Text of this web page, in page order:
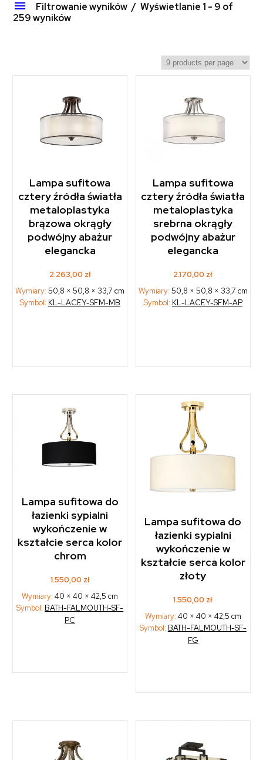
Filtrowanie wyników
Wyświetlanie 1 - 9 of
259 wyników
Lampa sufitowa
cztery źródła światła
metaloplastyka
brązowa okrągły
podwójny abażur
elegancka
2.263,00 zł
Wymiary:50,8 × 50,8 × 33,7 cm
Symbol: KL-LACEY-SFM-MB
Lampa sufitowa
cztery źródła światła
metaloplastyka
srebrna okrągły
podwójny abażur
elegancka
2.170,00 zł
Wymiary: 50,8 × 50,8 × 33,7 cm
Symbol: KL-LACEY-SFM-AP
Lampa sufitowa do
łazienki sypialni
wykończenie w
kształcie serca kolor
chrom
1.550,00 zł
Wymiary:40 × 40 × 42,5 cm
Symbol: BATH-FALMOUTH-SF-
PC
Lampa sufitowa do
łazienki sypialni
wykończenie w
kształcie serca kolor
złoty
1.550,00 zł
Wymiary: 40 × 40 × 42,5 cm
Symbol: BATH-FALMOUTH-SF-
FG